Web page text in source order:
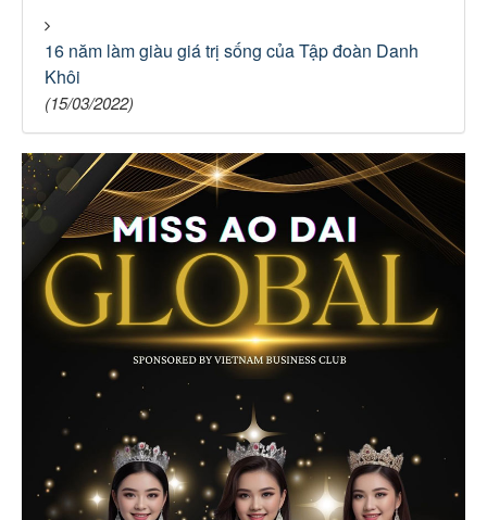
16 năm làm giàu giá trị sống của Tập đoàn Danh
Khôi
(15/03/2022)